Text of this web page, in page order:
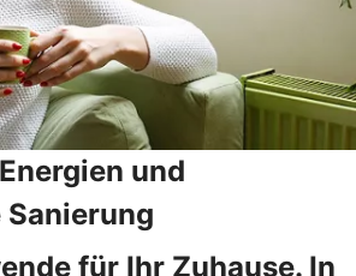
und
für Ihr Zuhause. In